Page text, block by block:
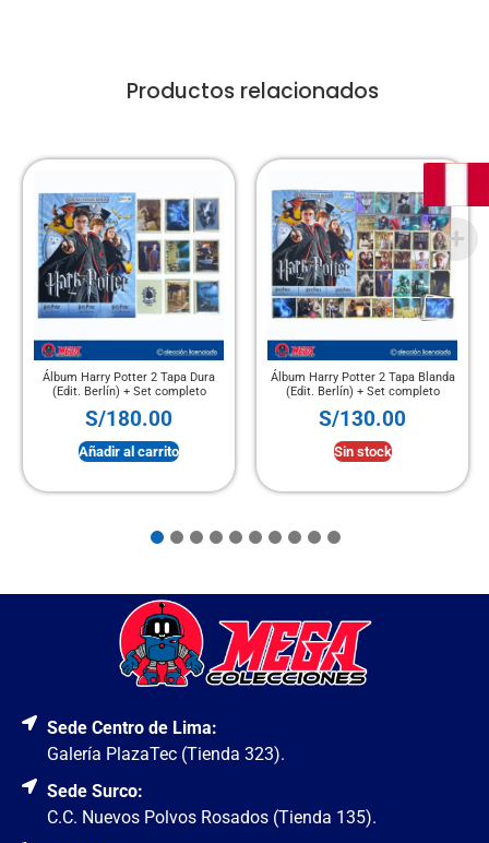
Productos relacionados
Álbum Harry Potter 2 Tapa Dura
(Edit. Berlín) + Set completo
S/180.00
Añadir al carrito
Álbum Harry Potter 2 Tapa Blanda
(Edit. Berlín) + Set completo
S/130.00
Sin stock
Sede Centro de Lima:
Galería PlazaTec (Tienda 323).
Sede Surco:
C.C. Nuevos Polvos Rosados (Tienda 135).